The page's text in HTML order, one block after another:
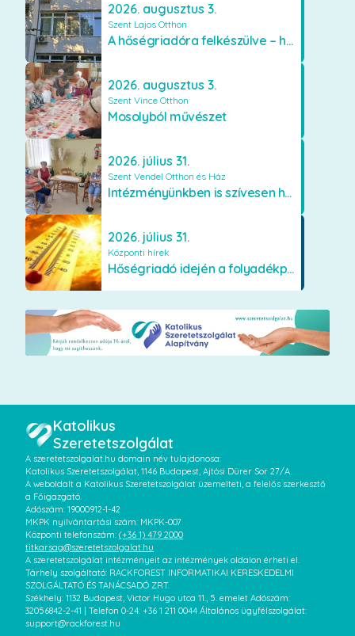
2026. augusztus 3.
Szent Lajos Otthon
A hőségriadóra felkészülve – hűsítő fejlesztések a Szent Lajos Otthonban
2026. augusztus 3.
Szent Vince Otthon
Mosolyból művészet
2026. július 31.
Szent Vendel Otthon és Ház
Intézményünkben is szívesen használják a VR szemüveget
2026. július 31.
Központi hírek
Hőségriadó idején a folyadékpótlás életet menthet
Katolikus
Szeretetszolgálat
A szeretetszolgalat.hu domain név tulajdonosa:
Katolikus Szeretetszolgálat, 1146 Budapest, Ajtósi Dürer Sor 27/A.
A weboldalt a Katolikus Szeretetszolgálat üzemelteti, a felelős szerkesztő
a Főigazgató.
Adószám: 19000912-1-42
MKPK nyilvántartási szám: MKPK-007
Központi telefonszám: (+36 1) 479 2000
titkarsag@szeretetszolgalat.hu
A szeretetszolgálat intézményeit az intézmények oldalon érheti el.
Tárhely szolgáltató: RACKFOREST INFORMATIKAI KERESKEDELMI
SZOLGÁLTATÓ ÉS TANÁCSADÓ ZRT.
Székhely: 1132 Budapest, Victor Hugo utca 11., 5. emelet Adószám:
32056842-2-41 | Telefon 0-24: +36 1 211 0044 Általános ügyfélszolgálat:
support@rackforest.hu